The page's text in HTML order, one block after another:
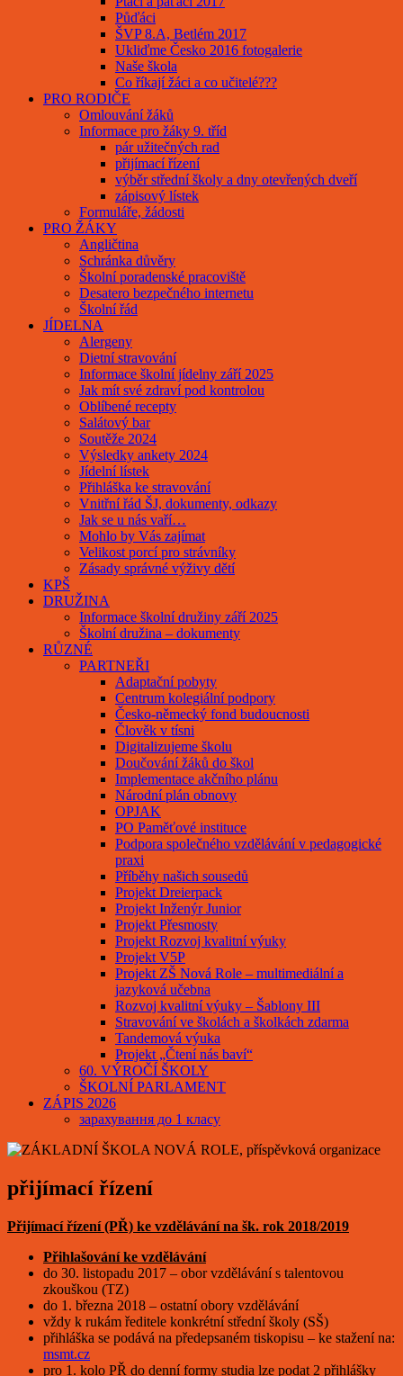
Půďáci
ŠVP 8.A, Betlém 2017
Ukliďme Česko 2016 fotogalerie
Naše škola
Co říkají žáci a co učitelé???
PRO RODIČE
Omlouvání žáků
Informace pro žáky 9. tříd
pár užitečných rad
přijímací řízení
výběr střední školy a dny otevřených dveří
zápisový lístek
Formuláře, žádosti
PRO ŽÁKY
Angličtina
Schránka důvěry
Školní poradenské pracoviště
Desatero bezpečného internetu
Školní řád
JÍDELNA
Alergeny
Dietní stravování
Informace školní jídelny září 2025
Jak mít své zdraví pod kontrolou
Oblíbené recepty
Salátový bar
Soutěže 2024
Výsledky ankety 2024
Jídelní lístek
Přihláška ke stravování
Vnitřní řád ŠJ, dokumenty, odkazy
Jak se u nás vaří…
Mohlo by Vás zajímat
Velikost porcí pro strávníky
Zásady správné výživy dětí
KPŠ
DRUŽINA
Informace školní družiny září 2025
Školní družina – dokumenty
RŮZNÉ
PARTNEŘI
Adaptační pobyty
Centrum kolegiální podpory
Česko-německý fond budoucnosti
Člověk v tísni
Digitalizujeme školu
Doučování žáků do škol
Implementace akčního plánu
Národní plán obnovy
OPJAK
PO Paměťové instituce
Podpora společného vzdělávání v pedagogické
praxi
Příběhy našich sousedů
Projekt Dreierpack
Projekt Inženýr Junior
Projekt Přesmosty
Projekt Rozvoj kvalitní výuky
Projekt V5P
Projekt ZŠ Nová Role – multimediální a
jazyková učebna
Rozvoj kvalitní výuky – Šablony III
Stravování ve školách a školkách zdarma
Tandemová výuka
Projekt „Čtení nás baví“
60. VÝROČÍ ŠKOLY
ŠKOLNÍ PARLAMENT
ZÁPIS 2026
зарахування до 1 класу
přijímací řízení
Přijímací řízení (PŘ) ke vzdělávání na šk. rok 2018/2019
Přihlašování ke vzdělávání
do 30. listopadu 2017 – obor vzdělávání s talentovou
zkouškou (TZ)
do 1. března 2018 – ostatní obory vzdělávání
vždy k rukám ředitele konkrétní střední školy (SŠ)
přihláška se podává na předepsaném tiskopisu – ke stažení na:
msmt.cz
pro 1. kolo PŘ do denní formy studia lze podat 2 přihlášky